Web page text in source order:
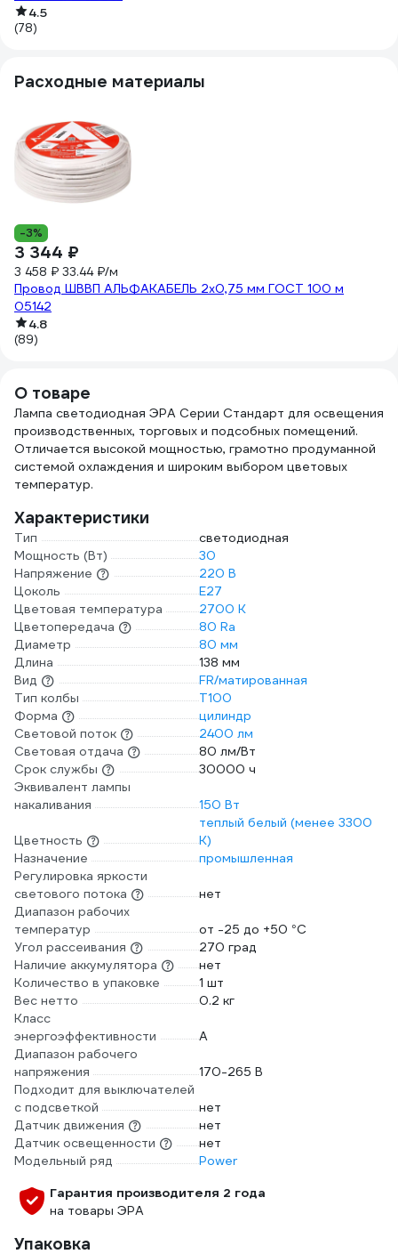
4.5
(78)
Расходные материалы
-3%
3 344 ₽
3 458 ₽ 33.44 ₽/м
Провод ШВВП АЛЬФАКАБЕЛЬ 2х0,75 мм ГОСТ 100 м
05142
4.8
(89)
О товаре
Лампа светодиодная ЭРА Серии Стандарт для освещения
производственных, торговых и подсобных помещений.
Отличается высокой мощностью, грамотно продуманной
системой охлаждения и широким выбором цветовых
температур.
Характеристики
Тип
светодиодная
Мощность (Вт)
30
Напряжение
220 В
Цоколь
E27
Цветовая температура
2700 К
Цветопередача
80 Ra
Диаметр
80 мм
Длина
138 мм
Вид
FR/матированная
Тип колбы
T100
Форма
цилиндр
Световой поток
2400 лм
Световая отдача
80 лм/Вт
Срок службы
30000 ч
Эквивалент лампы
накаливания
150 Вт
Цветность
теплый белый (менее 3300
К)
Назначение
промышленная
Регулировка яркости
светового потока
нет
Диапазон рабочих
температур
от -25 до +50 °С
Угол рассеивания
270 град
Наличие аккумулятора
нет
Количество в упаковке
1 шт
Вес нетто
0.2 кг
Класс
энергоэффективности
A
Диапазон рабочего
напряжения
170-265 В
Подходит для выключателей
с подсветкой
нет
Датчик движения
нет
Датчик освещенности
нет
Модельный ряд
Power
Гарантия производителя 2 года
на товары ЭРА
Упаковка